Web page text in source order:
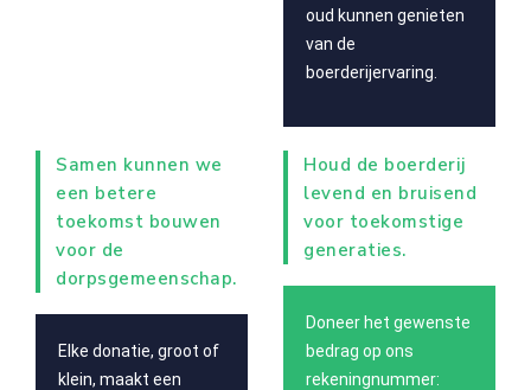
oud kunnen genieten
van de
boerderijervaring.
Samen kunnen we
een betere
toekomst bouwen
voor de
dorpsgemeenschap.
Elke donatie, groot of
klein, maakt een
Houd de boerderij
levend en bruisend
voor toekomstige
generaties.
Doneer het gewenste
bedrag op ons
rekeningnummer: